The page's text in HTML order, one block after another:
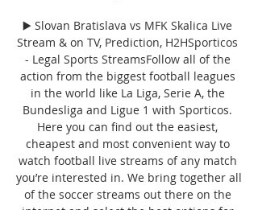
▶️ Slovan Bratislava vs MFK Skalica Live
Stream & on TV, Prediction, H2HSporticos
- Legal Sports StreamsFollow all of the
action from the biggest football leagues
in the world like La Liga, Serie A, the
Bundesliga and Ligue 1 with Sporticos.
Here you can find out the easiest,
cheapest and most convenient way to
watch football live streams of any match
you’re interested in. We bring together all
of the soccer streams out there on the